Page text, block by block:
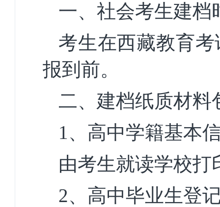
一、 社会考生建档
考生在西藏教育
报到前。
二、建档纸质材料
1、 高中学籍基本
由考生就读学校
2、 高中毕业生登